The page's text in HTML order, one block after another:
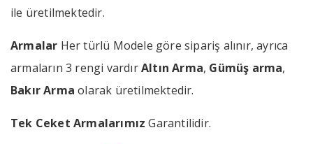
ile üretilmektedir.
Armalar Her türlü Modele göre sipariş alınır, ayrıca
armaların 3 rengi vardırAltın Arma, Gümüş arma,
Bakır Arma olarak üretilmektedir.
Tek Ceket Armalarımız Garantilidir.